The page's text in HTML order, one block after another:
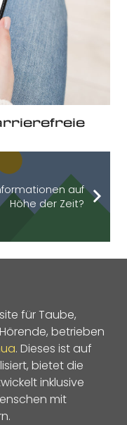
auf
Höhe der Zeit?
für Taube,
betrieben
. Dieses ist auf
bietet die
inklusive
mit